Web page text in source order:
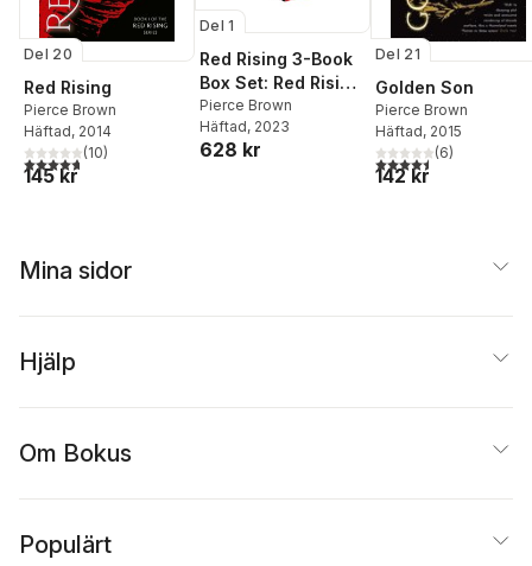
Del 20
Red Rising
Pierce Brown
Häftad, 2014
4,7utav 5 stjärnor. Totalt antal röster:
(10)
145 kr
Del 1
Red Rising 3-Book
Box Set: Red Rising,
Golden Son,
Morning Star, and
an Exclusive
Pierce Brown
Häftad, 2023
628 kr
Del 21
Golden Son
Pierce Brown
Häftad, 2015
4,5utav 5 stjärnor.
(6)
142 kr
Mina sidor
Hjälp
Om Bokus
Populärt